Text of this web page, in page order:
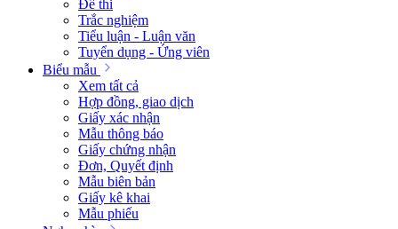
Đề thi
Trắc nghiệm
Tiểu luận - Luận văn
Tuyển dụng - Ứng viên
Biểu mẫu
Xem tất cả
Hợp đồng, giao dịch
Giấy xác nhận
Mẫu thông báo
Giấy chứng nhận
Đơn, Quyết định
Mẫu biên bản
Giấy kê khai
Mẫu phiếu